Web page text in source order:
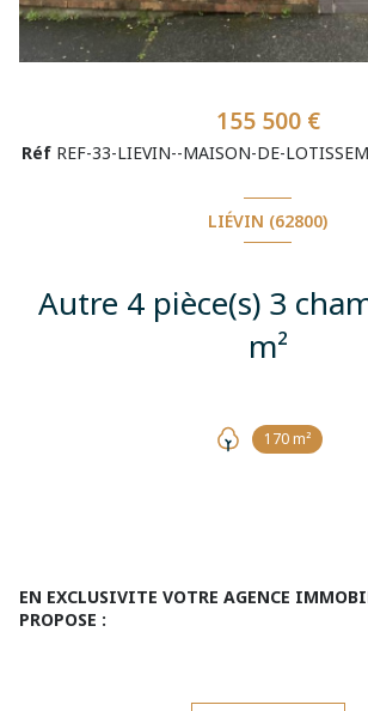
LIÉVIN (62800)
Autre 4 pièce(s) 3 chambre(s) 85
m²
170 m²
155 500 €
Réf REF-33-LIEVIN--MAISON-DE-
EN EXCLUSIVITE VOTRE AGENCE
PROPOSE :